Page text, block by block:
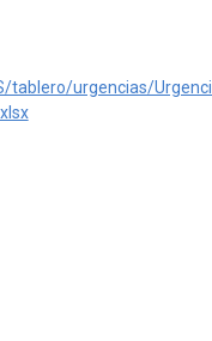
tablero/urgencias/